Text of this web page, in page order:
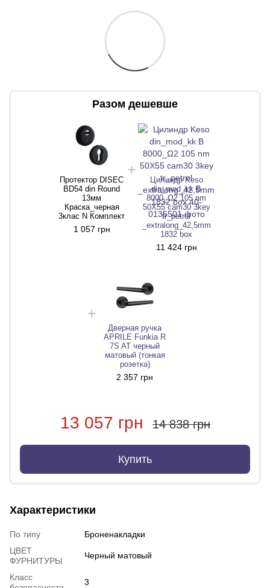
Разом дешевше
Протектор DISEC
BD54 din Round
13мм
Краска_черная
3клас N Комплект
1 057 грн
Цилиндр Keso
din_mod_kk B
8000_Ω2 105 nm
50X55 cam30 3key
tr_petrol
_extralong_42,5mm
1832 box
11 424 грн
Дверная ручка
APRILE Funkia R
7S AT черный
матовый (тонкая
розетка)
2 357 грн
13 057 грн 14 838 грн
Купить
Характеристики
По типу
Броненакладки
ЦВЕТ
ФУРНИТУРЫ
Черный матовый
Класс
3